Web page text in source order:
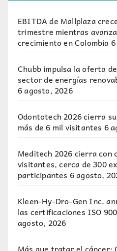
EBITDA de Mallplaza
trimestre mientras
crecimiento en Colombia
Chubb impulsa la oferta
sector de energías
6 agosto, 2026
Odontotech 2026 cierra
más de 6 mil visitantes 6
Meditech 2026 cierra con
visitantes, cerca de 300
participantes 6 agosto,
Kleen-Hy-Dro-Gen Inc.
las certificaciones ISO
agosto, 2026
Más que tratar el cáncer: